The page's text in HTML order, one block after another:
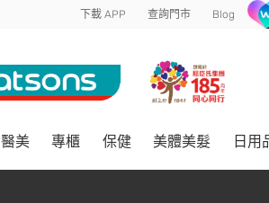
下載 APP 查詢門市 Blog
醫美 專櫃 保健 美體美髮 日用